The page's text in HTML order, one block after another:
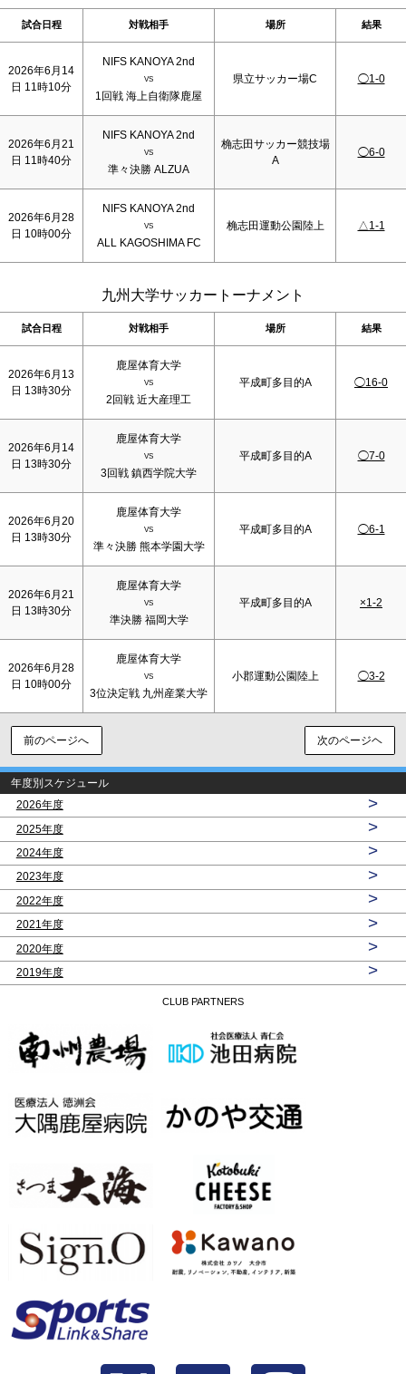
試合日程 対戦相手 場所 結果
2026年6月14
日 11時10分
NIFS KANOYA 2nd
VS
1回戦 海上自衛隊鹿屋
県立サッカー場C ◯1-0
2026年6月21
日 11時40分
NIFS KANOYA 2nd
VS
準々決勝 ALZUA
桷志田サッカー競技場
A
◯6-0
2026年6月28
日 10時00分
NIFS KANOYA 2nd
VS
ALL KAGOSHIMA FC
桷志田運動公園陸上 △1-1
九州大学サッカートーナメント
試合日程 対戦相手 場所 結果
2026年6月13
日 13時30分
鹿屋体育大学
VS
2回戦 近大産理工
平成町多目的A ◯16-0
2026年6月14
日 13時30分
鹿屋体育大学
VS
3回戦 鎮西学院大学
平成町多目的A ◯7-0
2026年6月20
日 13時30分
鹿屋体育大学
VS
準々決勝 熊本学園大学
平成町多目的A ◯6-1
2026年6月21
日 13時30分
鹿屋体育大学
VS
準決勝 福岡大学
平成町多目的A ×1-2
2026年6月28
日 10時00分
鹿屋体育大学
VS
3位決定戦 九州産業大学
小郡運動公園陸上 ◯3-2
前のページへ 次のページヘ
年度別スケジュール
2026年度
>
2025年度 >
2024年度 >
2023年度 >
2022年度 >
2021年度 >
2020年度 >
2019年度 >
CLUB PARTNERS